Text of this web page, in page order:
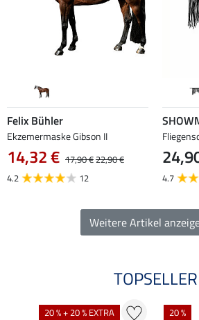
Felix Bühler
Ekzemermaske Gibson II
14,32 € 17,90 €22,90 €
4.2
12 4.7
Weitere Artikel
TOPSELLER
20 % + 20 % EXTRA 20 %